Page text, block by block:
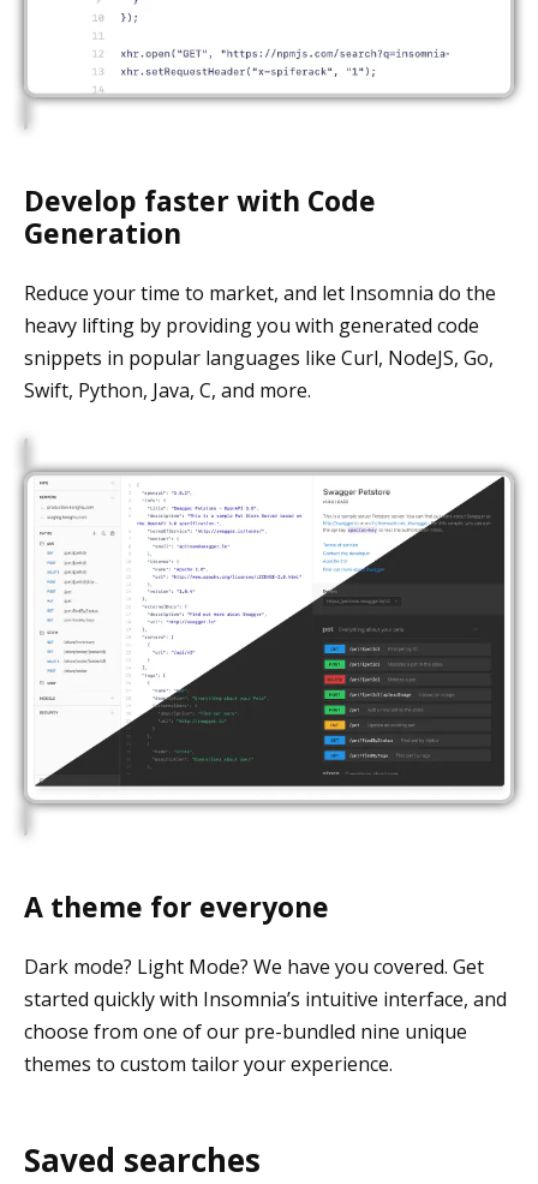
Develop faster with Code
Generation
Reduce your time to market, and let Insomnia do the
heavy lifting by providing you with generated code
snippets in popular languages like Curl, NodeJS, Go,
Swift, Python, Java, C, and more.
A theme for everyone
Dark mode? Light Mode? We have you covered. Get
started quickly with Insomnia’s intuitive interface, and
choose from one of our pre-bundled nine unique
themes to custom tailor your experience.
Saved searches